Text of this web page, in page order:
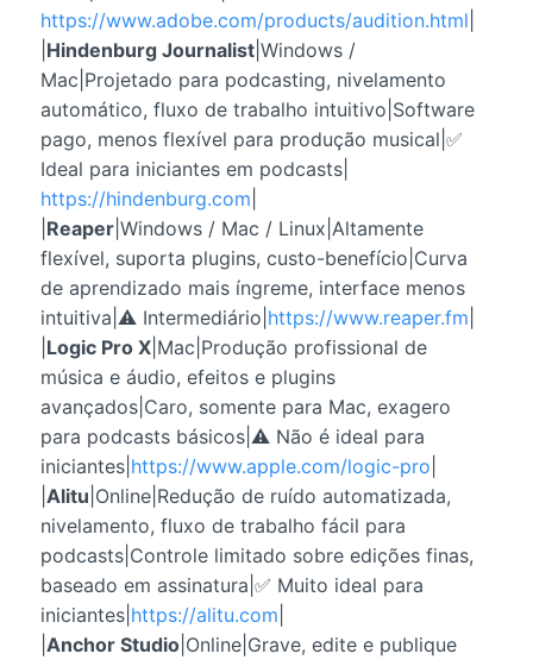
https://www.adobe.com/products/audition.html
Hindenburg Journalist|Windows /
Mac|Projetado para podcasting, nivelamento
automático, fluxo de trabalho intuitivo|Software
pago, menos flexível para produção musical|✅
Ideal para iniciantes em podcasts|
https://hindenburg.com
Reaper|Windows / Mac / Linux|Altamente
flexível, suporta plugins, custo-benefício|Curva
de aprendizado mais íngreme, interface menos
intuitiva|⚠️ Intermediário| https://www.reaper.fm
Logic Pro X|Mac|Produção profissional de
música e áudio, efeitos e plugins
avançados|Caro, somente para Mac, exagero
para podcasts básicos|⚠️ Não é ideal para
iniciantes| https://www.apple.com/logic-pro
Alitu |Online|Redução de ruído automatizada,
nivelamento, fluxo de trabalho fácil para
podcasts|Controle limitado sobre edições finas,
baseado em assinatura|✅ Muito ideal para
iniciantes| https://alitu.com
Anchor Studio|Online|Grave, edite e publique